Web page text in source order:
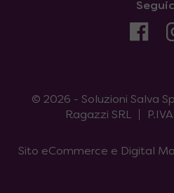
© 2026 - Soluzioni Salva
Ragazzi SRL
Sito eCommerce e Digital